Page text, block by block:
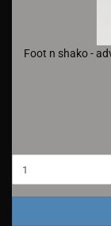
Foot n shako -